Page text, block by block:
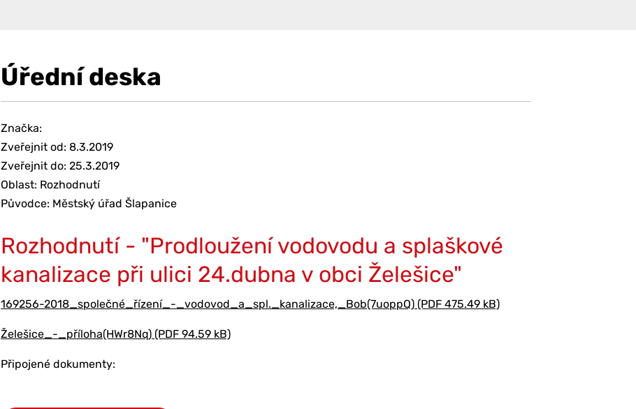
Úřední deska
Značka:
Zveřejnit od: 8.3.2019
Zveřejnit do: 25.3.2019
Oblast: Rozhodnutí
Původce: Městský úřad Šlapanice
Rozhodnutí - "Prodloužení vodovodu a splaškové
kanalizace při ulici 24.dubna v obci Želešice"
169256-2018_společné_řízení_-_vodovod_a_spl._kanalizace,_Bob(7uoppQ) (PDF 475.49 kB)
Želešice_-_příloha(HWr8Nq) (PDF 94.59 kB)
Připojené dokumenty: